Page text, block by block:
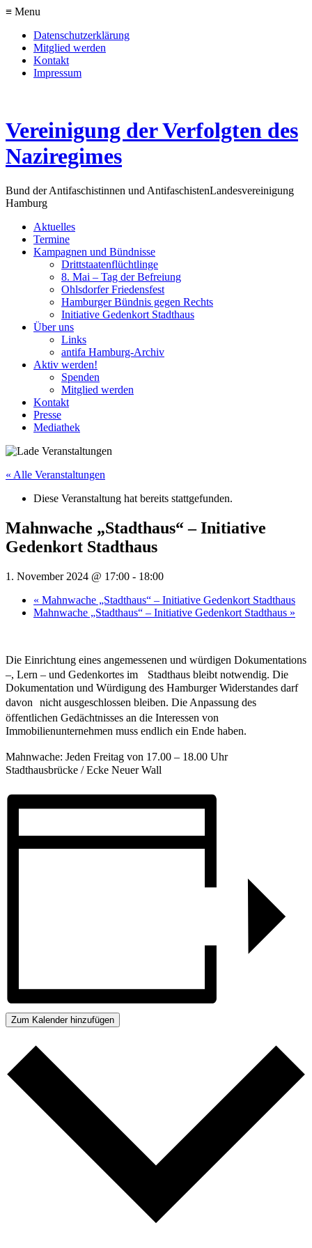
≡ Menu
Datenschutzerklärung
Mitglied werden
Kontakt
Impressum
Vereinigung der Verfolgten des
Naziregimes
Bund der Antifaschistinnen und AntifaschistenLandesvereinigung
Hamburg
Aktuelles
Termine
Kampagnen und Bündnisse
Drittstaatenflüchtlinge
8. Mai – Tag der Befreiung
Ohlsdorfer Friedensfest
Hamburger Bündnis gegen Rechts
Initiative Gedenkort Stadthaus
Über uns
Links
antifa Hamburg-Archiv
Aktiv werden!
Spenden
Mitglied werden
Kontakt
Presse
Mediathek
« Alle Veranstaltungen
Diese Veranstaltung hat bereits stattgefunden.
Mahnwache „Stadthaus“ – Initiative
Gedenkort Stadthaus
1. November 2024 @ 17:00 - 18:00
« Mahnwache „Stadthaus“ – Initiative Gedenkort Stadthaus
Mahnwache „Stadthaus“ – Initiative Gedenkort Stadthaus »
Die Einrichtung eines angemessenen und würdigen Dokumentations
–, Lern – und Gedenkortes im Stadthaus bleibt notwendig. Die
Dokumentation und Würdigung des Hamburger Widerstandes darf
davon nicht ausgeschlossen bleiben. Die Anpassung des
öffentlichen Gedächtnisses an die Interessen von
Immobilienunternehmen muss endlich ein Ende haben.
Mahnwache: Jeden Freitag von 17.00 – 18.00 Uhr
Stadthausbrücke / Ecke Neuer Wall
Zum Kalender hinzufügen